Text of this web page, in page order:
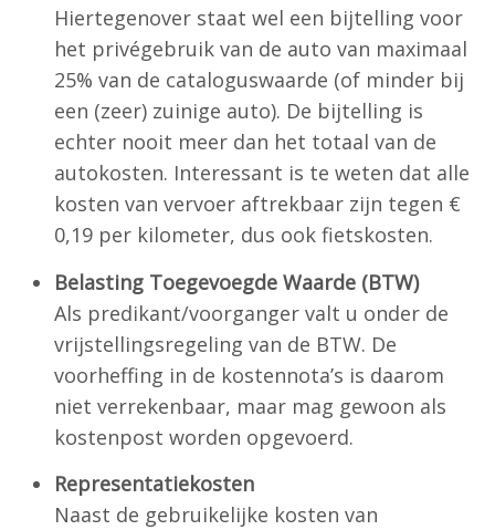
Hiertegenover staat wel een bijtelling voor
het privégebruik van de auto van maximaal
25% van de cataloguswaarde (of minder bij
een (zeer) zuinige auto). De bijtelling is
echter nooit meer dan het totaal van de
autokosten. Interessant is te weten dat alle
kosten van vervoer aftrekbaar zijn tegen €
0,19 per kilometer, dus ook fietskosten.
Belasting Toegevoegde Waarde (BTW)
Als predikant/voorganger valt u onder de
vrijstellingsregeling van de BTW. De
voorheffing in de kostennota’s is daarom
niet verrekenbaar, maar mag gewoon als
kostenpost worden opgevoerd.
Representatiekosten
Naast de gebruikelijke kosten van